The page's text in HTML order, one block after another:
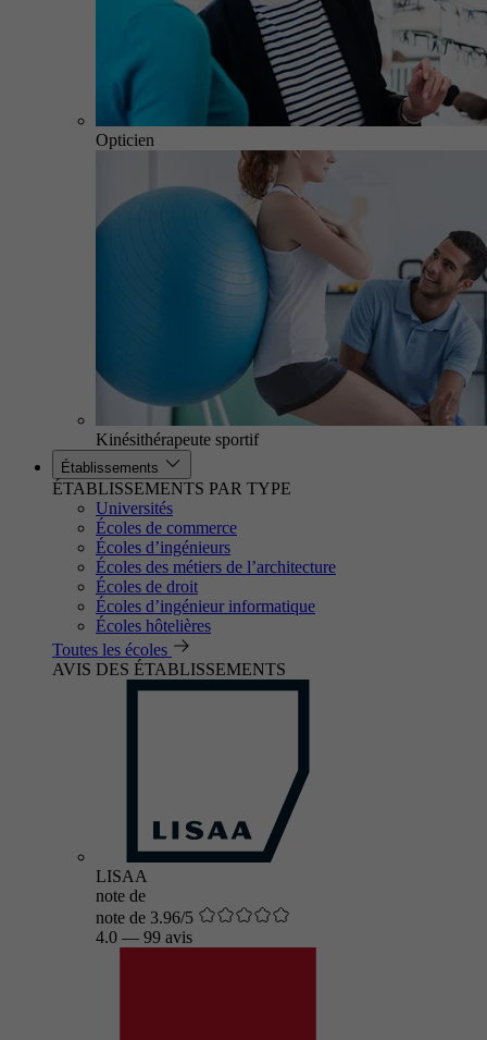
Opticien
Kinésithérapeute sportif
Établissements
ÉTABLISSEMENTS PAR TYPE
Universités
Écoles de commerce
Écoles d’ingénieurs
Écoles des métiers de l’architecture
Écoles de droit
Écoles d’ingénieur informatique
Écoles hôtelières
Toutes les écoles
AVIS DES ÉTABLISSEMENTS
LISAA
note de
note de 3.96/5
4.0 — 99 avis